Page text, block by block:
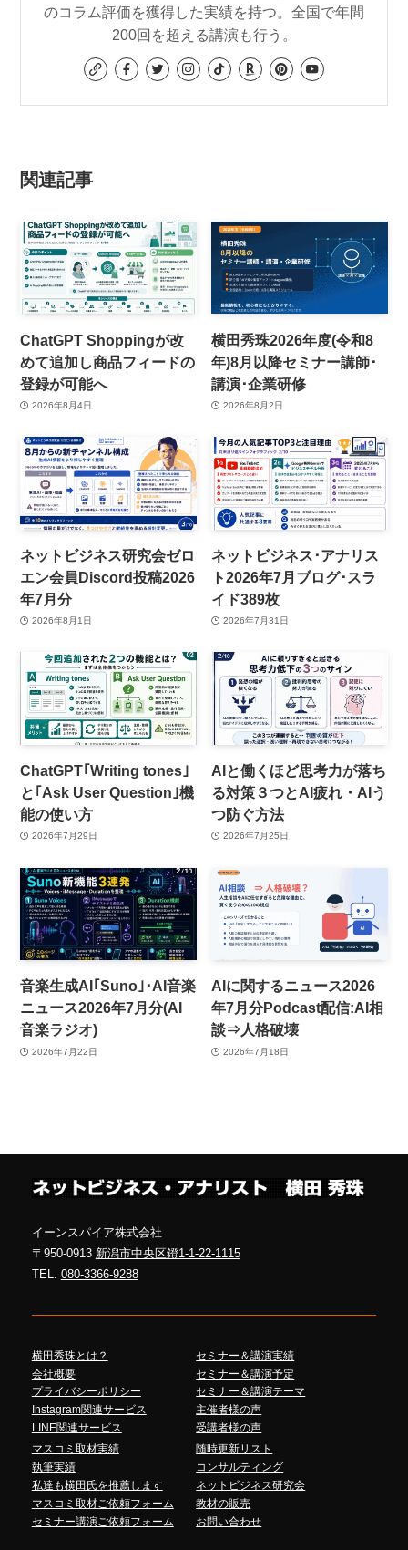
のコラム評価を獲得した実績を持つ。全国で年間
200回を超える講演も行う。
関連記事
ChatGPT Shoppingが改
めて追加し商品フィードの
登録が可能へ
2026年8月4日
横田秀珠2026年度(令和8
年)8月以降セミナー講師･
講演･企業研修
2026年8月2日
ネットビジネス研究会ゼロ
エン会員Discord投稿2026
年7月分
2026年8月1日
ネットビジネス･アナリス
ト2026年7月ブログ･スラ
イド389枚
2026年7月31日
ChatGPT｢Writing tones｣
と｢Ask User Question｣機
能の使い方
2026年7月29日
AIと働くほど思考力が落ち
る対策３つとAI疲れ・AIう
つ防ぐ方法
2026年7月25日
音楽生成AI｢Suno｣･AI音楽
ニュース2026年7月分(AI
音楽ラジオ)
2026年7月22日
AIに関するニュース2026
年7月分Podcast配信:AI相
談⇒人格破壊
2026年7月18日
イーンスパイア株式会社
〒950-0913 新潟市中央区鐙1-1-22-1115
TEL. 080-3366-9288
横田秀珠とは？
会社概要
プライバシーポリシー
Instagram関連サービス
LINE関連サービス
セミナー＆講演実績
セミナー＆講演予定
セミナー＆講演テーマ
主催者様の声
受講者様の声
マスコミ取材実績
執筆実績
私達も横田氏を推薦します
マスコミ取材ご依頼フォーム
セミナー講演ご依頼フォーム
随時更新リスト
コンサルティング
ネットビジネス研究会
教材の販売
お問い合わせ